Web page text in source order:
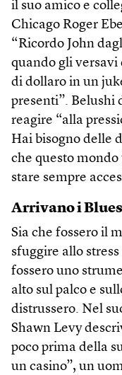
il suo amico e
Chicago Roger
“Ricordo John
quando gli versavi
di dollaro in un
presenti”. Belushi
reagire “alla
Hai bisogno delle
che questo
stare sempre
Arrivano i
Sia che fossero il
sfuggire allo
fossero uno
alto sul palco e
distrussero. Nel
Shawn Levy
poco prima della
un casino”, un